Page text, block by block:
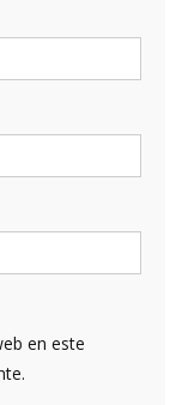
en este